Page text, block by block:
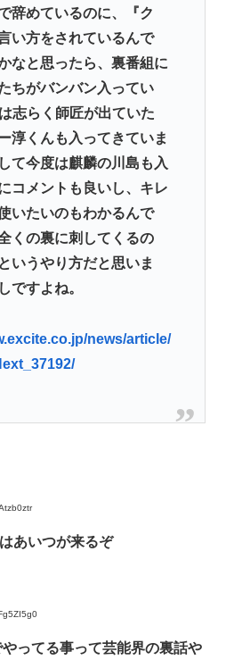
ネーズ、異論は認める
やるべきこと
RSS
辞めているのに、『ク
い方をされているんで
なと思ったら、裏番組に
ちがバンバン入ってい
志らく師匠が出ていた
淳くんも入ってきていま
て今度は麒麟の川島も入
コメントも良いし、キレ
いたいのもわかるんで
くの裏に刺してくるの
いうやり方だと思いま
ですよね。
news/article/
あいつが来るぞ
ってる事って芸能界の裏話や